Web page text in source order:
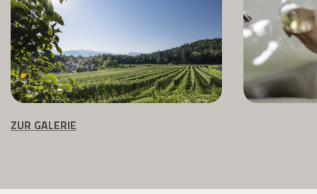
ZUR GALERIE